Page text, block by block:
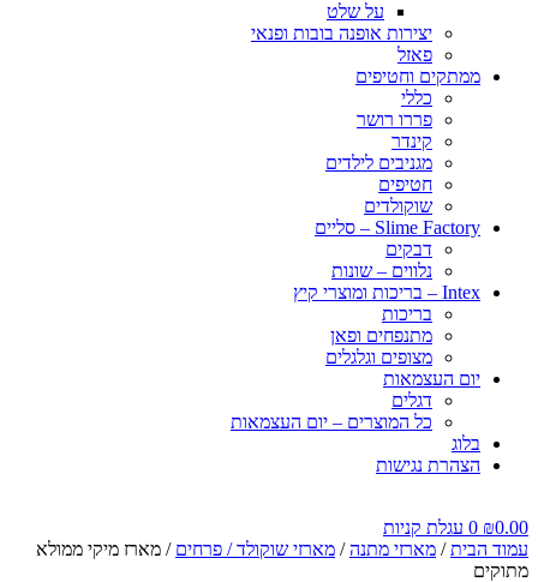
על שלט
יצירות אופנה בובות ופנאי
פאזל
ממתקים וחטיפים
כללי
פררו רושר
קינדר
מגניבים לילדים
חטיפים
שוקולדים
Slime Factory – סליים
דבקים
נלווים – שונות
Intex – בריכות ומוצרי קיץ
בריכות
מתנפחים ופאן
מצופים וגלגלים
יום העצמאות
דגלים
כל המוצרים – יום העצמאות
בלוג
הצהרת נגישות
₪0.00
0 עגלת קניות
עמוד הבית/ מארזי מתנה/ מארזי שוקולד / פרחים / מארז מיקי ממולא
מתוקים